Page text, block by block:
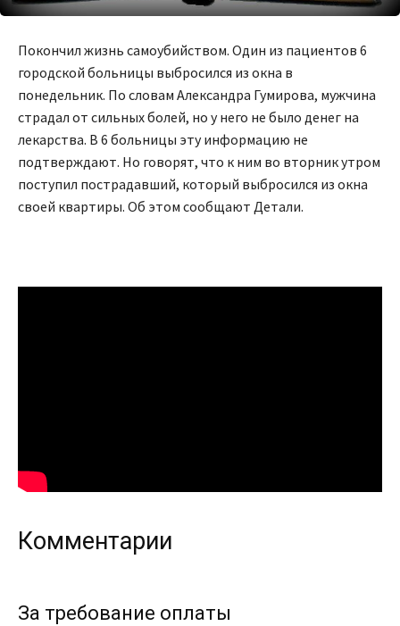
Покончил жизнь самоубийством. Один из пациентов 6
городской больницы выбросился из окна в
понедельник. По словам Александра Гумирова, мужчина
страдал от сильных болей, но у него не было денег на
лекарства. В 6 больницы эту информацию не
подтверждают. Но говорят, что к ним во вторник утром
поступил пострадавший, который выбросился из окна
своей квартиры. Об этом сообщают Детали.
Комментарии
За требование оплаты